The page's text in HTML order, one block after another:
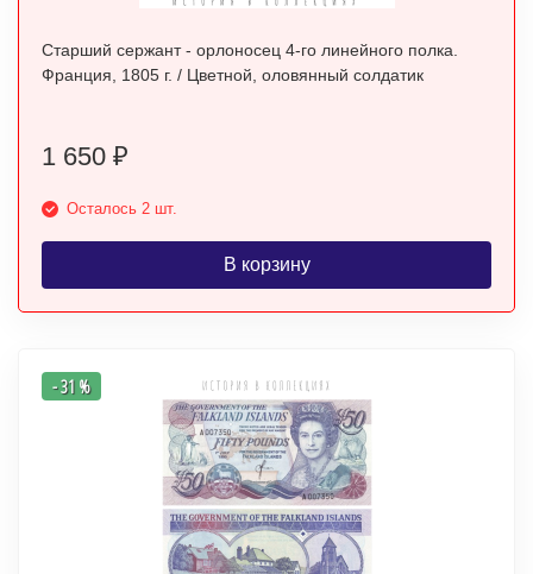
Старший сержант - орлоносец 4-го линейного полка.
Франция, 1805 г. / Цветной, оловянный солдатик
1 650 ₽
Осталось 2 шт.
В корзину
- 31 %